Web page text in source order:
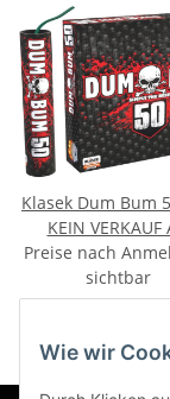
Klasek Dum Bum
KEIN VERKAUF
Preise nach
sichtbar
Wie wir